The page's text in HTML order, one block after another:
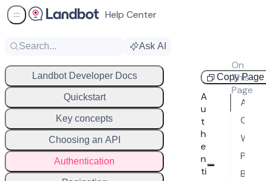
GuidesCopy Page
A
u
t
h
e
n
ti
On
This
Page
Search... Ask AI
Landbot Developer Docs
Quickstart
Key concepts
Choosing an API
Authentication
Sidebar Menu Help Center